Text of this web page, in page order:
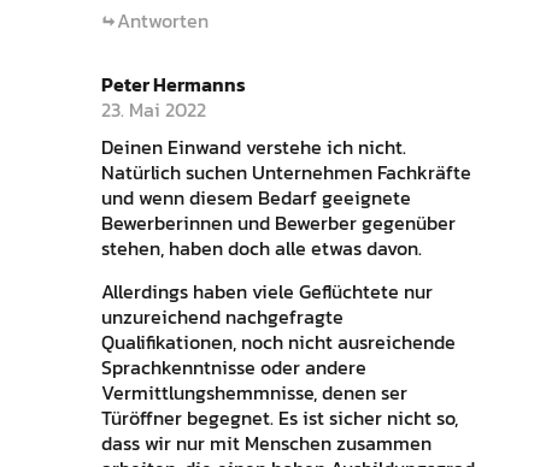
Antworten
Peter Hermanns
23. Mai 2022
Deinen Einwand verstehe ich nicht.
Natürlich suchen Unternehmen Fachkräfte
und wenn diesem Bedarf geeignete
Bewerberinnen und Bewerber gegenüber
stehen, haben doch alle etwas davon.
Allerdings haben viele Geflüchtete nur
unzureichend nachgefragte
Qualifikationen, noch nicht ausreichende
Sprachkenntnisse oder andere
Vermittlungshemmnisse, denen ser
Türöffner begegnet. Es ist sicher nicht so,
dass wir nur mit Menschen zusammen